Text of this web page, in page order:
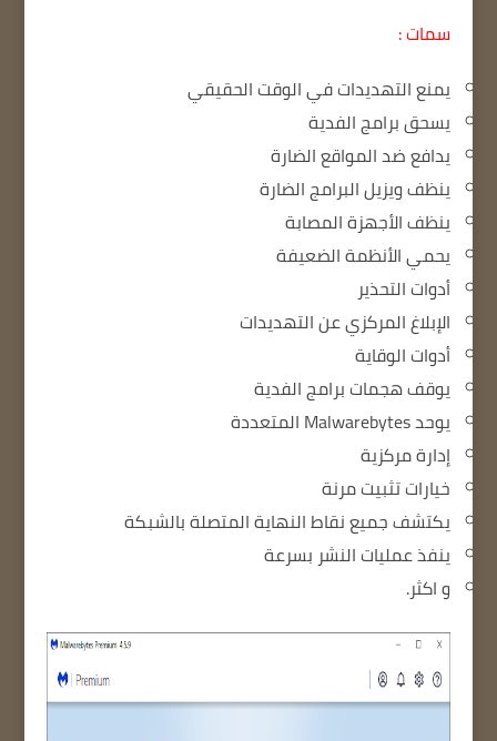
سمات :
يمنع التهديدات في الوقت الحقيقي
يسحق برامج الفدية
يدافع ضد المواقع الضارة
ينظف ويزيل البرامج الضارة
ينظف الأجهزة المصابة
يحمي الأنظمة الضعيفة
أدوات التحذير
الإبلاغ المركزي عن التهديدات
أدوات الوقاية
يوقف هجمات برامج الفدية
يوحد Malwarebytes المتعددة
إدارة مركزية
خيارات تثبيت مرنة
يكتشف جميع نقاط النهاية المتصلة بالشبكة
ينفذ عمليات النشر بسرعة
و اكثر.